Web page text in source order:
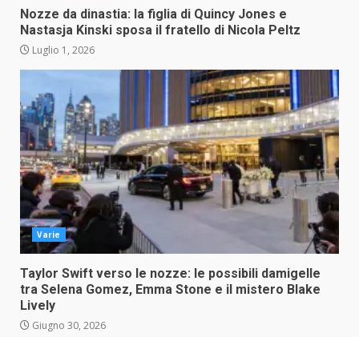
Nozze da dinastia: la figlia di Quincy Jones e
Nastasja Kinski sposa il fratello di Nicola Peltz
Luglio 1, 2026
Varie
Taylor Swift verso le nozze: le possibili damigelle
tra Selena Gomez, Emma Stone e il mistero Blake
Lively
Giugno 30, 2026